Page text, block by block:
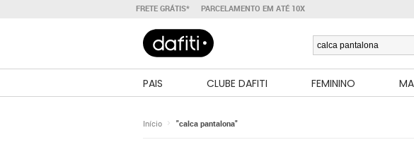
FRETE GRÁTIS* PARCELAMENTO EM ATÉ 10X
PAIS CLUBE DAFITI FEMININO
Início "calca pantalona"